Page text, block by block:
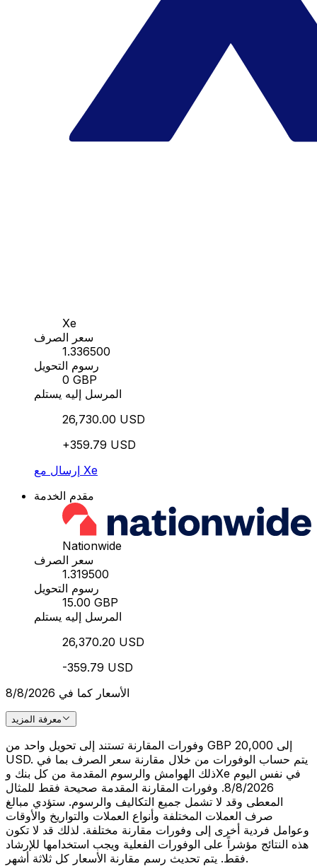
Xe
سعر الصرف
1.336500
رسوم التحويل
0 GBP
المرسل إليه يستلم
26,730.00 USD
+359.79 USD
إرسال مع Xe
مقدم الخدمة
Nationwide
سعر الصرف
1.319500
رسوم التحويل
15.00 GBP
المرسل إليه يستلم
26,370.20 USD
-359.79 USD
الأسعار كما في 8/8/2026
معرفة المزيد
وفورات المقارنة تستند إلى تحويل واحد من GBP 20,000 إلى
USD. يتم حساب الوفورات من خلال مقارنة سعر الصرف بما في
ذلك الهوامش والرسوم المقدمة من كل بنك وXe في نفس اليوم
8/8/2026. وفورات المقارنة المقدمة صحيحة فقط للمثال
المعطى وقد لا تشمل جميع التكاليف والرسوم. ستؤدي مبالغ
صرف العملات المختلفة وأنواع العملات والتواريخ والأوقات
وعوامل فردية أخرى إلى وفورات مقارنة مختلفة. لذلك قد لا تكون
هذه النتائج مؤشراً على الوفورات الفعلية ويجب استخدامها للإرشاد
فقط. يتم تحديث رسم مقارنة الأسعار كل ثلاثة أشهر.